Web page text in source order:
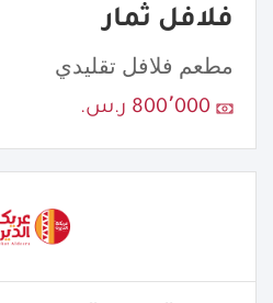
فلافل ثمار
مطعم فلافل تقليدي
800٬000 ر.س.